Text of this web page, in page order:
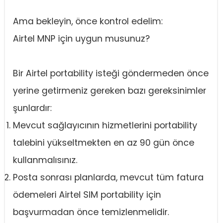
Ama bekleyin, önce kontrol edelim:
Airtel MNP için uygun musunuz?
Bir Airtel portability isteği göndermeden önce
yerine getirmeniz gereken bazı gereksinimler
şunlardır:
Mevcut sağlayıcının hizmetlerini portability
talebini yükseltmekten en az 90 gün önce
kullanmalısınız.
Posta sonrası planlarda, mevcut tüm fatura
ödemeleri Airtel SIM portability için
başvurmadan önce temizlenmelidir.